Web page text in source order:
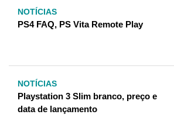
NOTÍCIAS
PS4 FAQ, PS Vita Remote Play
NOTÍCIAS
Playstation 3 Slim branco, preço e
data de lançamento